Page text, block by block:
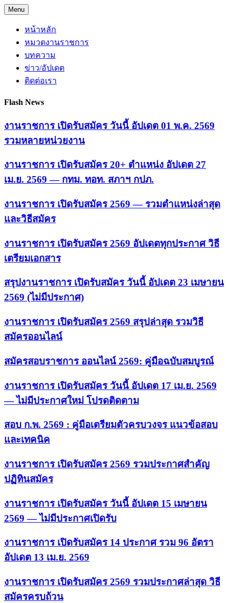
Skip
to
content
Menu
หน้าหลัก
หมวดงานราชการ
บทความ
ข่าว/อัปเดต
ติดต่อเรา
Flash News
งานราชการ เปิดรับสมัคร วันนี้ อัปเดต 01 พ.ค. 2569
รวมหลายหน่วยงาน
งานราชการ เปิดรับสมัคร 20+ ตำแหน่ง อัปเดต 27
เม.ย. 2569 — กทม. ทอท. สภาฯ กปภ.
งานราชการ เปิดรับสมัคร 2569 — รวมตำแหน่งล่าสุด
และวิธีสมัคร
งานราชการ เปิดรับสมัคร 2569 อัปเดตทุกประกาศ วิธี
เตรียมเอกสาร
สรุปงานราชการ เปิดรับสมัคร วันนี้ อัปเดต 23 เมษายน
2569 (ไม่มีประกาศ)
งานราชการ เปิดรับสมัคร 2569 สรุปล่าสุด รวมวิธี
สมัครออนไลน์
สมัครสอบราชการ ออนไลน์ 2569: คู่มือฉบับสมบูรณ์
งานราชการ เปิดรับสมัคร วันนี้ อัปเดต 17 เม.ย. 2569
— ไม่มีประกาศใหม่ โปรดติดตาม
สอบ ก.พ. 2569 : คู่มือเตรียมตัวครบวงจร แนวข้อสอบ
และเทคนิค
งานราชการ เปิดรับสมัคร 2569 รวมประกาศสำคัญ
ปฏิทินสมัคร
งานราชการ เปิดรับสมัคร วันนี้ อัปเดต 15 เมษายน
2569 — ไม่มีประกาศเปิดรับ
งานราชการ เปิดรับสมัคร 14 ประกาศ รวม 96 อัตรา
อัปเดต 13 เม.ย. 2569
งานราชการ เปิดรับสมัคร 2569 รวมประกาศล่าสุด วิธี
สมัครครบถ้วน